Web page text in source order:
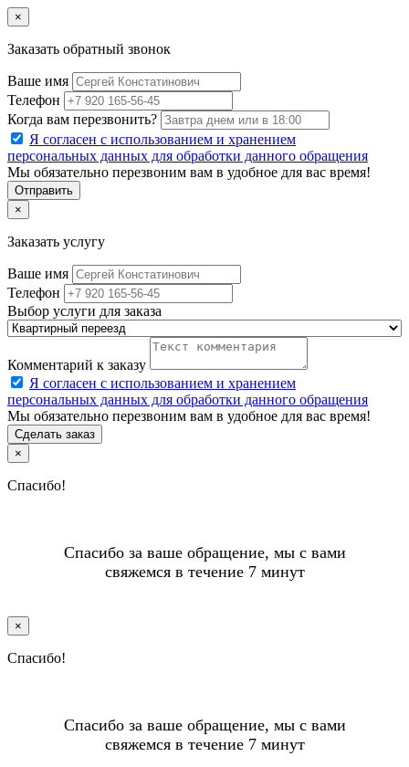
×
Заказать обратный звонок
Ваше имя
Телефон
Когда вам перезвонить?
Я согласен с использованием и хранением
персональных данных для обработки данного обращения
Мы обязательно перезвоним вам в удобное для вас время!
Отправить
×
Заказать услугу
Ваше имя
Телефон
Выбор услуги для заказа
Комментарий к заказу
Я согласен с использованием и хранением
персональных данных для обработки данного обращения
Мы обязательно перезвоним вам в удобное для вас время!
Сделать заказ
×
Спасибо!
Спасибо за ваше обращение, мы с вами
свяжемся в течение 7 минут
×
Спасибо!
Спасибо за ваше обращение, мы с вами
свяжемся в течение 7 минут